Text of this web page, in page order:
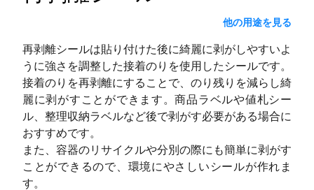
他の用途を見る
再剥離シールは貼り付けた後に綺麗に剥がしやすいよ
うに強さを調整した接着のりを使用したシールです。
接着のりを再剥離にすることで、のり残りを減らし綺
麗に剥がすことができます。商品ラベルや値札シー
ル、整理収納ラベルなど後で剥がす必要がある場合に
おすすめです。
また、容器のリサイクルや分別の際にも簡単に剥がす
ことができるので、環境にやさしいシールが作れま
す。